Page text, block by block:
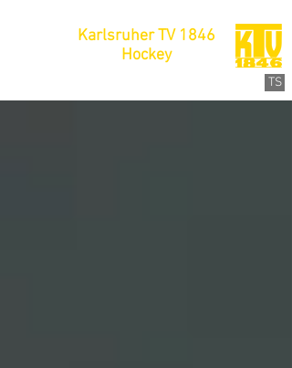
Karlsruher TV 1846
Hockey
TS